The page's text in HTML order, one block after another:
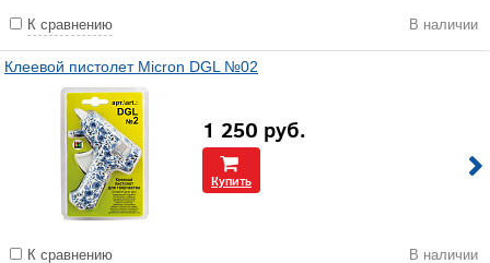
К сравнению В наличии
Клеевой пистолет Micron DGL №02
1 250 руб.
Купить
К сравнению В наличии